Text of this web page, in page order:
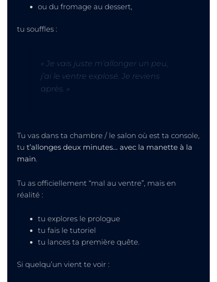
ou du fromage au dessert,
tu souffles :
« Je vais juste m’allonger un peu,
j’ai le ventre explosé. Je reviens
après. »
Tu vas dans ta chambre / le salon où est ta console,
tu t’allonges deux minutes… avec la manette à la
main.
Tu as officiellement “mal au ventre”, mais en
réalité :
tu explores le prologue
tu fais le tutoriel
tu lances ta première quête.
Si quelqu’un vient te voir :